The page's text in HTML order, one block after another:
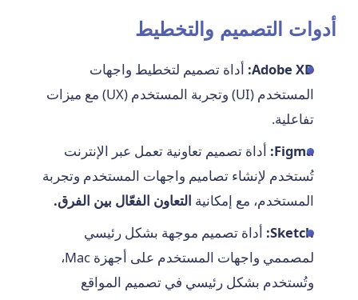
أدوات التصميم والتخطيط
Adobe XD: أداة تصميم لتخطيط واجهات
المستخدم (UI) وتجربة المستخدم (UX) مع ميزات
تفاعلية.
Figma: أداة تصميم تعاونية تعمل عبر الإنترنت
تُستخدم لإنشاء تصاميم واجهات المستخدم وتجربة
المستخدم، مع إمكانية التعاون الفعّال بين الفرق.
Sketch: أداة تصميم موجهة بشكل رئيسي
لمصممي واجهات المستخدم على أجهزة Mac،
وتُستخدم بشكل رئيسي في تصميم المواقع